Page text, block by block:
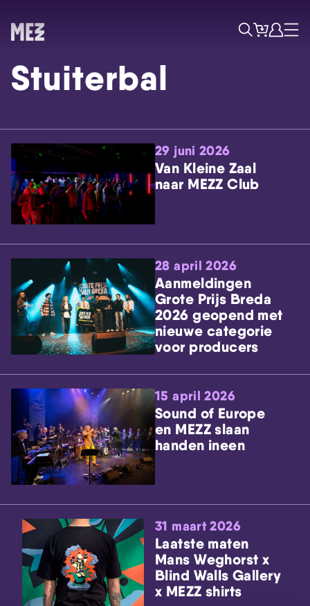
Skip navigatie
ZoekTicketsAccount
Menu
Stuiterbal
29 juni 2026
Van Kleine Zaal
naar MEZZ Club
28 april 2026
Aanmeldingen
Grote Prijs Breda
2026 geopend met
nieuwe categorie
voor producers
15 april 2026
Sound of Europe
en MEZZ slaan
handen ineen
31 maart 2026
Laatste maten
Mans Weghorst x
Blind Walls Gallery
x MEZZ shirts